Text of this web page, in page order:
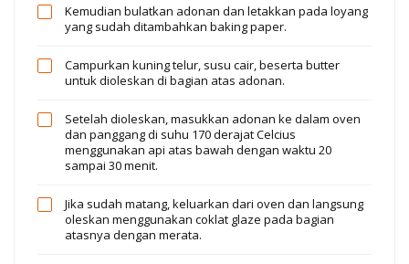
Kemudian bulatkan adonan dan letakkan pada loyang
yang sudah ditambahkan baking paper.
Campurkan kuning telur, susu cair, beserta butter
untuk dioleskan di bagian atas adonan.
Setelah dioleskan, masukkan adonan ke dalam oven
dan panggang di suhu 170 derajat Celcius
menggunakan api atas bawah dengan waktu 20
sampai 30 menit.
Jika sudah matang, keluarkan dari oven dan langsung
oleskan menggunakan coklat glaze pada bagian
atasnya dengan merata.